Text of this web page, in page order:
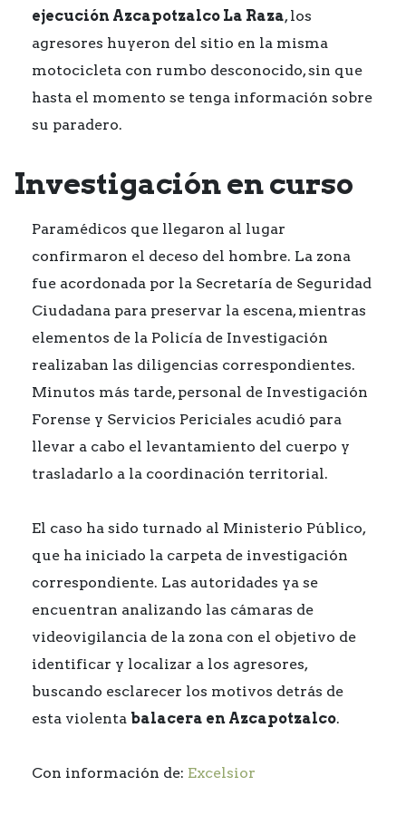
ejecución Azcapotzalco La Raza, los
agresores huyeron del sitio en la misma
motocicleta con rumbo desconocido, sin que
hasta el momento se tenga información sobre
su paradero.
Investigación en curso
Paramédicos que llegaron al lugar
confirmaron el deceso del hombre. La zona
fue acordonada por la Secretaría de Seguridad
Ciudadana para preservar la escena, mientras
elementos de la Policía de Investigación
realizaban las diligencias correspondientes.
Minutos más tarde, personal de Investigación
Forense y Servicios Periciales acudió para
llevar a cabo el levantamiento del cuerpo y
trasladarlo a la coordinación territorial.
El caso ha sido turnado al Ministerio Público,
que ha iniciado la carpeta de investigación
correspondiente. Las autoridades ya se
encuentran analizando las cámaras de
videovigilancia de la zona con el objetivo de
identificar y localizar a los agresores,
buscando esclarecer los motivos detrás de
esta violenta balacera en Azcapotzalco.
Con información de: Excelsior